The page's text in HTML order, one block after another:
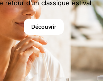
retour d’un classique estival
Découvrir